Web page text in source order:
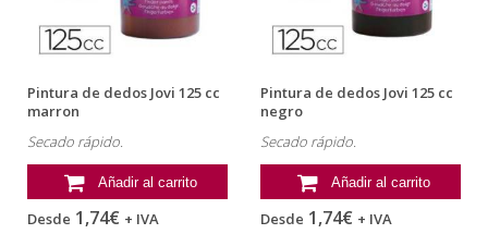
Pintura de dedos Jovi 125 cc
marron
Secado rápido.
Añadir al carrito
Desde 1,74€ + IVA
Pintura de dedos Jovi 125 cc
negro
Secado rápido.
Añadir al carrito
Desde 1,74€ + IVA